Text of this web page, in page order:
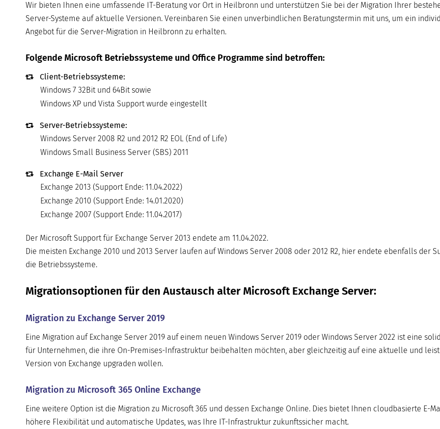
Wir bieten Ihnen eine umfassende IT-Beratung vor Ort in Heilbronn und unterstützen Sie bei der Migration Ihrer
Server-Systeme auf aktuelle Versionen. Vereinbaren Sie einen unverbindlichen Beratungstermin mit uns, um ein
Angebot für die Server-Migration in Heilbronn zu erhalten.
Folgende Microsoft Betriebssysteme und Office Programme sind betroffen:
Client-Betriebssysteme:
Windows 7 32Bit und 64Bit sowie
Windows XP und Vista Support wurde eingestellt
Server-Betriebssysteme:
Windows Server 2008 R2 und 2012 R2 EOL (End of Life)
Windows Small Business Server (SBS) 2011
Exchange E-Mail Server
Exchange 2013 (Support Ende: 11.04.2022)
Exchange 2010 (Support Ende: 14.01.2020)
Exchange 2007 (Support Ende: 11.04.2017)
Der Microsoft Support für Exchange Server 2013 endete am 11.04.2022.
Die meisten Exchange 2010 und 2013 Server laufen auf Windows Server 2008 oder 2012 R2, hier endete ebenfalls der
die Betriebssysteme.
Migrationsoptionen für den Austausch alter Microsoft Exchange Server:
Migration zu Exchange Server 2019
Eine Migration auf Exchange Server 2019 auf einem neuen Windows Server 2019 oder Windows Server 2022 ist eine
für Unternehmen, die ihre On-Premises-Infrastruktur beibehalten möchten, aber gleichzeitig auf eine aktuelle und
Version von Exchange upgraden wollen.
Migration zu Microsoft 365 Online Exchange
Eine weitere Option ist die Migration zu Microsoft 365 und dessen Exchange Online. Dies bietet Ihnen cloudbasierte E-
höhere Flexibilität und automatische Updates, was Ihre IT-Infrastruktur zukunftssicher macht.